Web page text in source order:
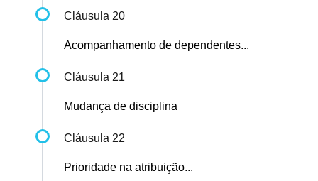
Cláusula 20
Acompanhamento de dependentes...
Cláusula 21
Mudança de disciplina
Cláusula 22
Prioridade na atribuição...